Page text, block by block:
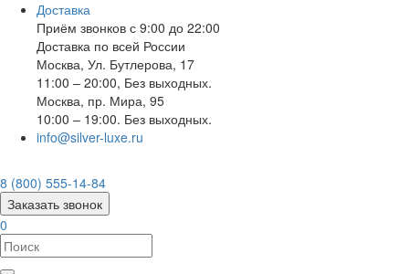
Доставка
Приём звонков с 9:00 до 22:00
Доставка по всей России
Москва, Ул. Бутлерова, 17
11:00 – 20:00, Без выходных.
Москва, пр. Мира, 95
10:00 – 19:00. Без выходных.
info@silver-luxe.ru
8 (800) 555-14-84
Заказать звонок
0